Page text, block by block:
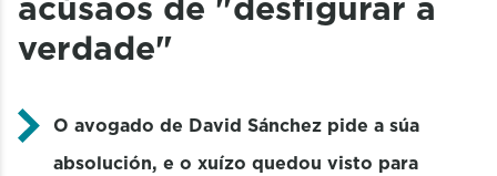
verdade"
O avogado de David Sánchez pide a súa
absolución, e o xuízo quedou visto para